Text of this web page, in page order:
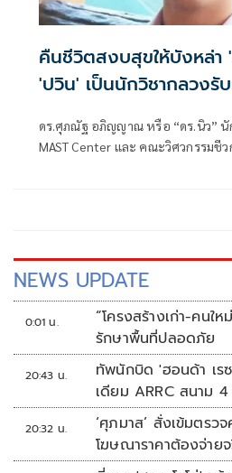
คืนชีวิตสงบสุขให้บังหล่า
'ปวิน' เป็นนักวิชากลวงรั
ดร.ศุภณัฐ อภิญญาณ หรือ “ดร.นิว” นั
MAST Center และ คณะวิศวกรรมชี
NEWS UPDATE
0:01 น.
“โครงสร้างเก่า-คนใหม่”บีอาร์
รักษาพื้นที่ปลอดภัย
20:43 น.
ทัพนักบิด 'ฮอนด้า เร
เดียม ARRC สนาม
20:32 น.
‘ศุภมาส’ สั่งเข้มตรว
โฆษณาราคาต้องจ่าย